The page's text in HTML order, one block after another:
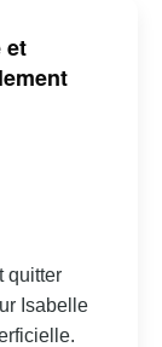
et
quitter
Isabelle